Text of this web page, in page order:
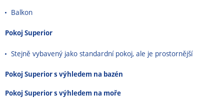
Balkon
Pokoj Superior
Stejně vybavený jako standardní pokoj, ale je prostornější
Pokoj Superior s výhledem na bazén
Pokoj Superior s výhledem na moře